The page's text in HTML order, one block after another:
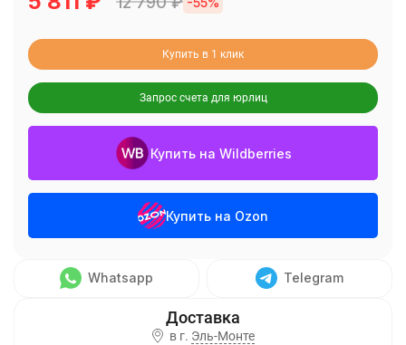
Купить в 1 клик
Запрос счета для юрлиц
Купить на Wildberries
Купить на Ozon
Whatsapp Telegram
в г. Эль-Монте